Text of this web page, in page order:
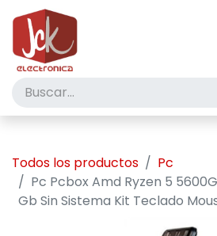
Todos los productos
Pc
Pc Pcbox Amd Ryzen 5
Gb Sin Sistema Kit Teclado